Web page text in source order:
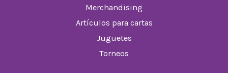
Merchandising
Artículos para cartas
Juguetes
Torneos